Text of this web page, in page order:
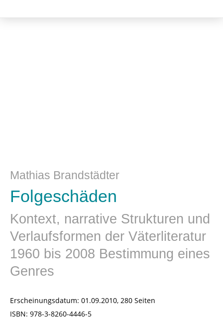
Mathias Brandstädter
Folgeschäden
Kontext, narrative Strukturen und
Verlaufsformen der Väterliteratur
1960 bis 2008 Bestimmung eines
Genres
Erscheinungsdatum: 01.09.2010, 280 Seiten
ISBN: 978-3-8260-4446-5